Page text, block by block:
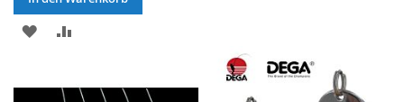
ZUR
HINZUFÜGEN
HINZUFÜGEN